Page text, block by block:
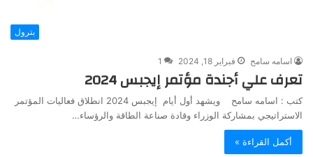
بترول
اسامه سامح فبراير 18, 2024 1
تعرف علي أجندة مؤتمر إيجبس 2024
كتب : اسامه سامح ويشهد أول أيام إيجبس 2024 انطلاق فعاليات المؤتمر
الاستراتيجي بمشاركة الوزراء وقادة صناعة الطاقة والرؤساء…
أكمل القراءة »